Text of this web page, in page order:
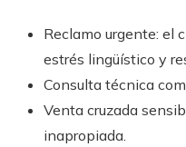
Reclamo urgente: el
estrés lingüístico y
Consulta técnica
Venta cruzada
inapropiada.